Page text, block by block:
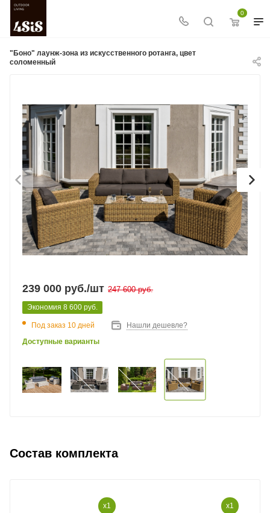
0
"Боно" лаунж-зона из искусственного ротанга, цвет
соломенный
239 000 руб./шт 247 600руб.
Экономия 8 600 руб.
Под заказ 10 дней
Нашли дешевле?
Доступные варианты
Состав комплекта
x1 x1